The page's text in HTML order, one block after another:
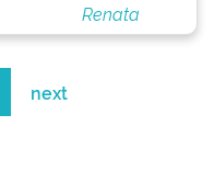
Renata
next